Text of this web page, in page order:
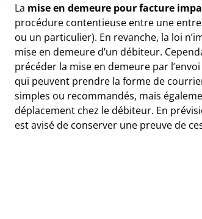
La mise en demeure pour facture
procédure contentieuse entre une
ou un particulier). En revanche, la loi
mise en demeure d’un débiteur.
précéder la mise en demeure par
qui peuvent prendre la forme de
simples ou recommandés, mais
déplacement chez le débiteur. En
est avisé de conserver une preuve de